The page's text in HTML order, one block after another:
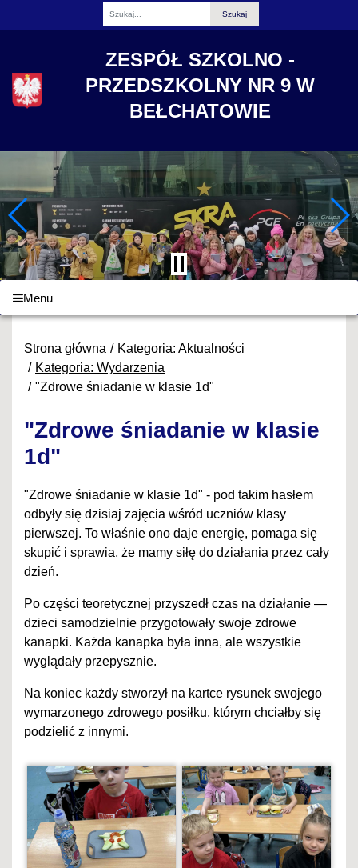
ZESPÓŁ SZKOLNO -
PRZEDSZKOLNY NR 9 W
BEŁCHATOWIE
Menu
Strona główna
Kategoria: Aktualności
Kategoria: Wydarzenia
"Zdrowe śniadanie w klasie 1d"
"Zdrowe śniadanie w klasie
1d"
"Zdrowe śniadanie w klasie 1d" - pod takim hasłem
odbyły się dzisiaj zajęcia wśród uczniów klasy
pierwszej. To właśnie ono daje energię, pomaga się
skupić i sprawia, że mamy siłę do działania przez cały
dzień.
Po części teoretycznej przyszedł czas na działanie —
dzieci samodzielnie przygotowały swoje zdrowe
kanapki. Każda kanapka była inna, ale wszystkie
wyglądały przepysznie.
Na koniec każdy stworzył na kartce rysunek swojego
wymarzonego zdrowego posiłku, którym chciałby się
podzielić z innymi.